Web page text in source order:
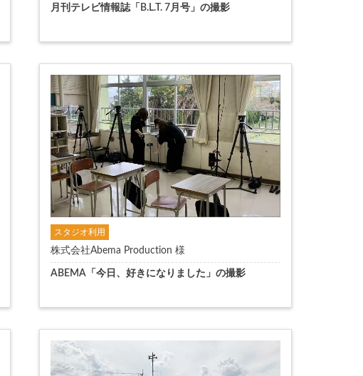
月刊テレビ情報誌「B.L.T. 7月号」の撮影
スタジオ利用
株式会社Abema Production 様
ABEMA「今日、好きになりました」の撮影